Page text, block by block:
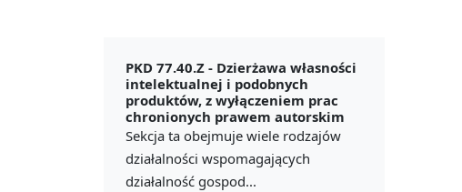
PKD 77.40.Z - Dzierżawa własności
intelektualnej i podobnych
produktów, z wyłączeniem prac
chronionych prawem autorskim
Sekcja ta obejmuje wiele rodzajów
działalności wspomagających
działalność gospod...